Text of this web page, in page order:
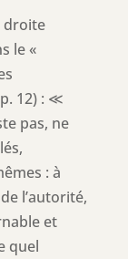
droite
le «
12) : ≪
pas, ne
: à
l’autorité,
et
quel